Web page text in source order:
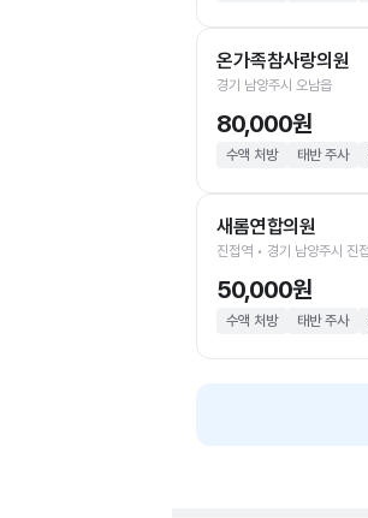
온가족참사랑의원
경기 남양주시 오남읍
80,000원
수액 처방 태반 주사
새롬연합의원
진접역 • 경기 남양주시 진
50,000원
수액 처방 태반 주사